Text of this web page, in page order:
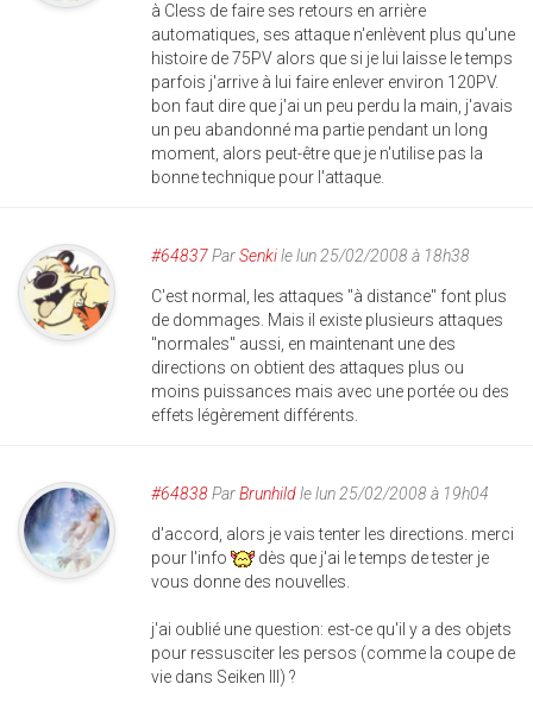
à Cless de faire ses retours en arrière
automatiques, ses attaque n'enlèvent plus qu'une
histoire de 75PV alors que si je lui laisse le temps
parfois j'arrive à lui faire enlever environ 120PV.
bon faut dire que j'ai un peu perdu la main, j'avais
un peu abandonné ma partie pendant un long
moment, alors peut-être que je n'utilise pas la
bonne technique pour l'attaque.
#64837ParSenkile lun 25/02/2008 à 18h38
C'est normal, les attaques "à distance" font plus
de dommages. Mais il existe plusieurs attaques
"normales" aussi, en maintenant une des
directions on obtient des attaques plus ou
moins puissances mais avec une portée ou des
effets légèrement différents.
#64838ParBrunhildle lun 25/02/2008 à 19h04
d'accord, alors je vais tenter les directions. merci
pour l'info
dès que j'ai le temps de tester je
vous donne des nouvelles.
j'ai oublié une question: est-ce qu'il y a des objets
pour ressusciter les persos (comme la coupe de
vie dans Seiken III) ?